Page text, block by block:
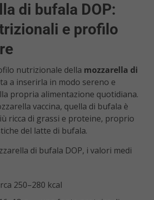
di bufala DOP:
e profilo
nutrizionale della mozzarella di
a inserirla in modo sereno e
propria alimentazione quotidiana.
vaccina, quella di bufala è
ricca di grassi e proteine, proprio
del latte di bufala.
di bufala DOP, i valori medi
250–280 kcal